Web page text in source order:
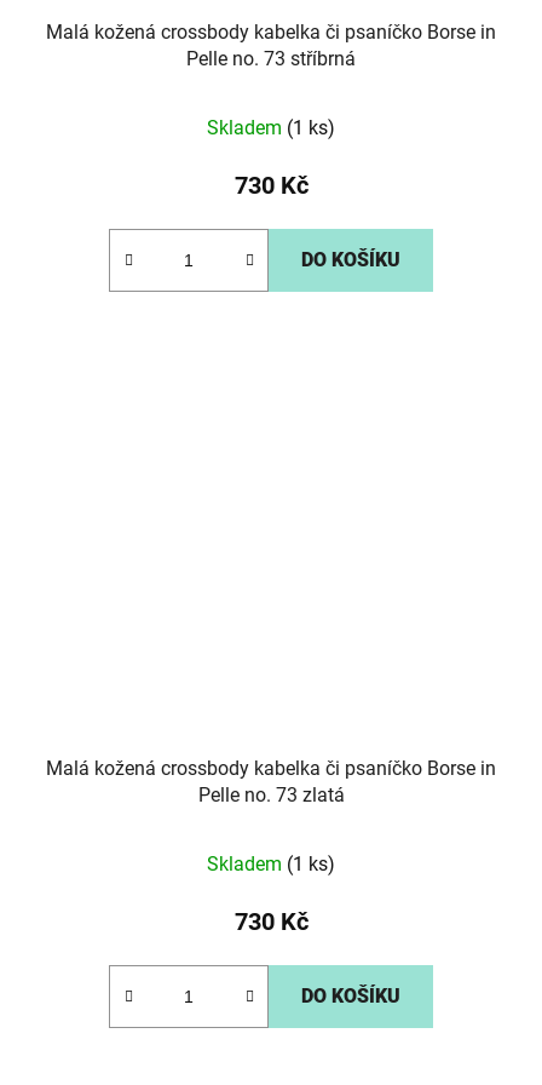
Malá kožená crossbody kabelka či psaníčko Borse in
Pelle no. 73 stříbrná
Skladem (1 ks)
730 Kč
DO KOŠÍKU
Malá kožená crossbody kabelka či psaníčko Borse in
Pelle no. 73 zlatá
Skladem (1 ks)
730 Kč
DO KOŠÍKU